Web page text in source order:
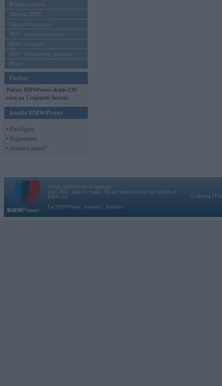
Reklāmas raksti
Mēneša BMW
Sērijveida tūnings
BMW pasaules jaunumi
BMW koncepti
BMW konkurentu jaunumi
Moto
Online
Pašreiz BMWPower skatās 130
viesi un 1 reģistrēti lietotāji.
Ienākt BMWPower
• Pieslēgties
• Reģistrēties
• Aizmirsi paroli?
Vortāls BMWPower.lv darbojas
kopš 2002. gada 14. maija. Tas nav auto klubs un nav saistīts ar
BMW AG.
Par BMWPower
Kontakti Reklāma
Galvena